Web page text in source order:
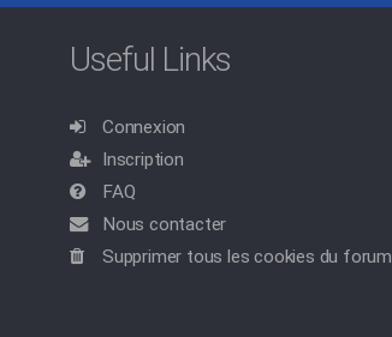
Useful Links
Connexion
Inscription
FAQ
Nous contacter
Supprimer tous les cookies du forum